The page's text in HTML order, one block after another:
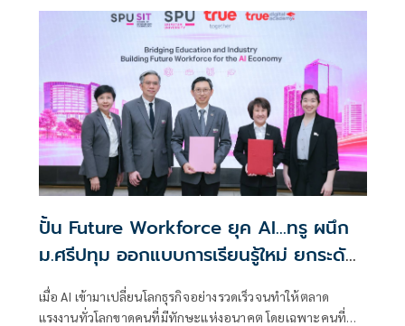
ปั้น Future Workforce ยุค AI…ทรู ผนึก
ม.ศรีปทุม ออกแบบการเรียนรู้ใหม่ ยกระดับ
ทักษะ AI รอบด้าน บูรณาการความรู้จากภาค
ธุรกิจสู่มหาวิทยาลัย สร้าง “ทุนมนุษย์” ปิด
เมื่อ AI เข้ามาเปลี่ยนโลกธุรกิจอย่างรวดเร็วจนทำให้ตลาด
แรงงานทั่วโลกขาดคนที่มีทักษะแห่งอนาคต โดยเฉพาะคนที่